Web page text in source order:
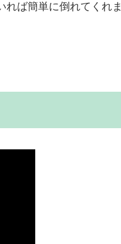
れば簡単に倒れてくれま